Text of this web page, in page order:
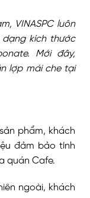
VINASPC luôn
kích thước
Mới đây,
lợp mái che tại
phẩm, khách
đảm bảo tính
quán Cafe.
ngoài, khách